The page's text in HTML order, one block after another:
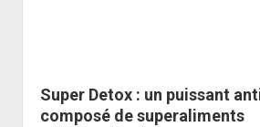
Super Detox : un puissant
composé de superaliments